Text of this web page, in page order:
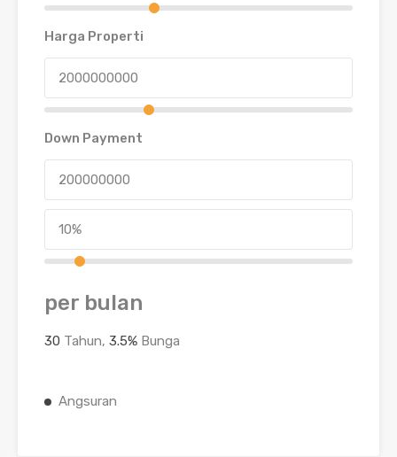
Harga Properti
Down Payment
per bulan
30 Tahun, 3.5% Bunga
Angsuran